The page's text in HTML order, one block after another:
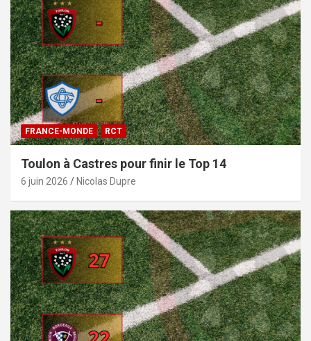
FRANCE-MONDE RCT
Toulon à Castres pour finir le Top 14
6 juin 2026 Nicolas Dupre